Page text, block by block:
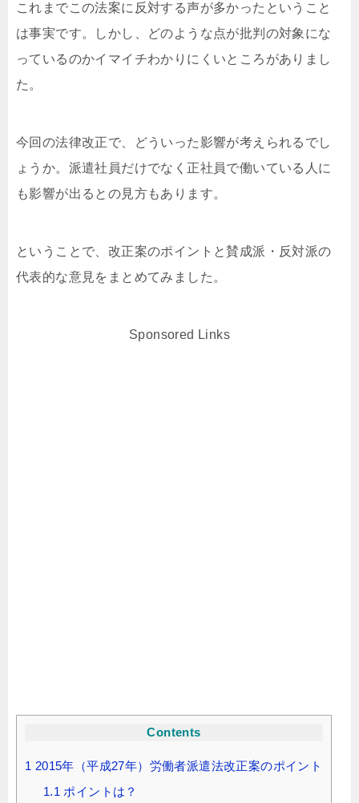
これまでこの法案に反対する声が多かったということ
は事実です。しかし、どのような点が批判の対象にな
っているのかイマイチわかりにくいところがありまし
た。
今回の法律改正で、どういった影響が考えられるでし
ょうか。派遣社員だけでなく正社員で働いている人に
も影響が出るとの見方もあります。
ということで、改正案のポイントと賛成派・反対派の
代表的な意見をまとめてみました。
Sponsored Links
Contents
1 2015年（平成27年）労働者派遣法改正案のポイント
1.1 ポイントは？